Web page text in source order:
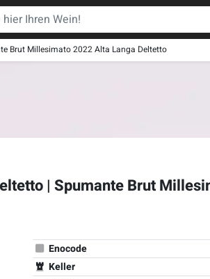
Brut Millesimato 2022 Alta Langa Deltetto
| Spumante Brut
Enocode
Keller